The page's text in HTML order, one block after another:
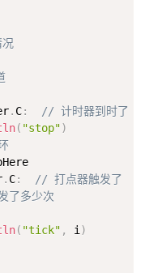
. C:
// 计时器到时了
( "stop")
. C:
// 打点器触发了
了多少次
( "tick" , i )